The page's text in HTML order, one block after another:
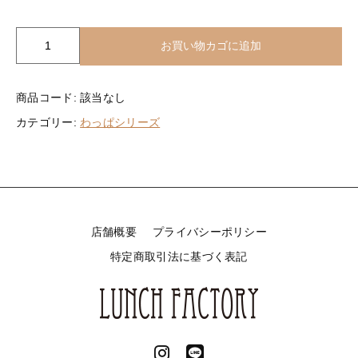
照
わ
お買い物カゴに追加
商品コード:該当なし
カテゴリー:わっぱシリーズ
店舗概要
プライバシーポリシー
特定商取引法に基づく表記
セール
ぶぶ漬け